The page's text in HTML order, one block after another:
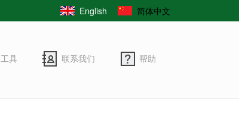
English 简体中文
工具 联系我们 帮助